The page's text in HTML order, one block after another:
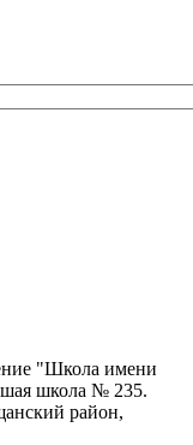
"Школа имени
школа № 235.
район,